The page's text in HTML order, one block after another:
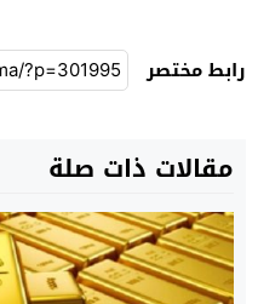
رابط مختصر
مقالات ذات صلة